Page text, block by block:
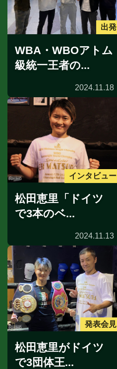
出発
WBA・WBOアトム
級統一王者の...
2024.11.18
インタビュー
松田恵里「ドイツ
で3本のベ...
2024.11.13
発表会見
松田恵里がドイツ
で3団体王...